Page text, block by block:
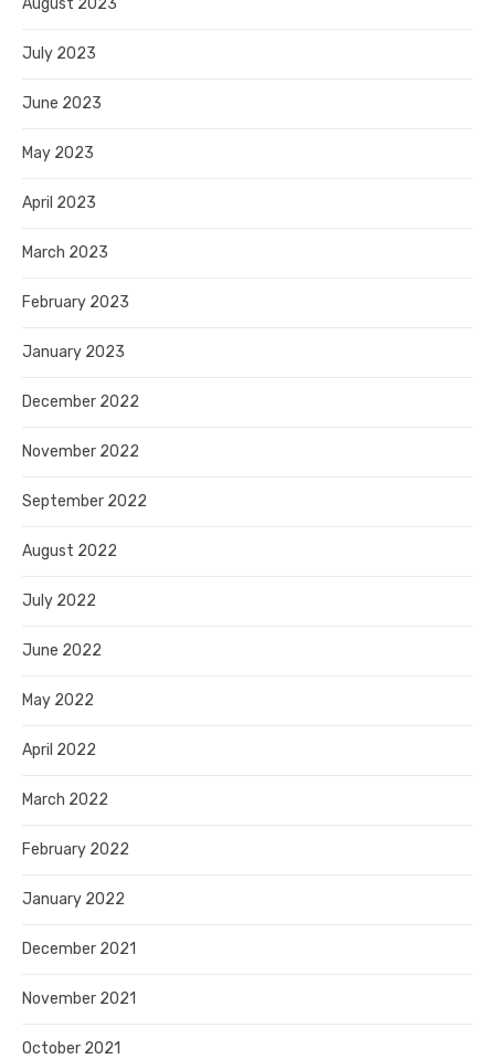
July 2023
June 2023
May 2023
April 2023
March 2023
February 2023
January 2023
December 2022
November 2022
September 2022
August 2022
July 2022
June 2022
May 2022
April 2022
March 2022
February 2022
January 2022
December 2021
November 2021
October 2021